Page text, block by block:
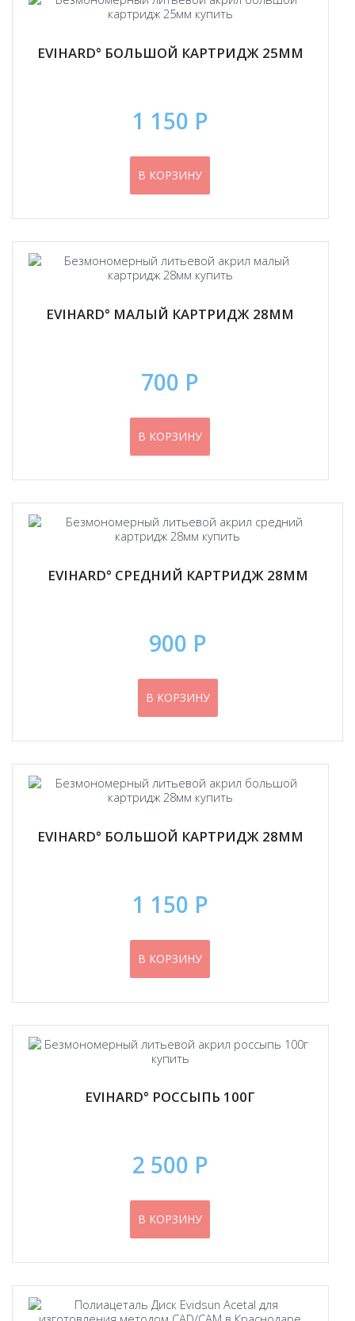
EVIHARD° БОЛЬШОЙ КАРТРИДЖ 25ММ
1 150 Р
В КОРЗИНУ
EVIHARD° МАЛЫЙ КАРТРИДЖ 28ММ
700 Р
В КОРЗИНУ
EVIHARD° СРЕДНИЙ КАРТРИДЖ 28ММ
900 Р
В КОРЗИНУ
EVIHARD° БОЛЬШОЙ КАРТРИДЖ 28ММ
1 150 Р
В КОРЗИНУ
EVIHARD° РОССЫПЬ 100Г
2 500 Р
В КОРЗИНУ